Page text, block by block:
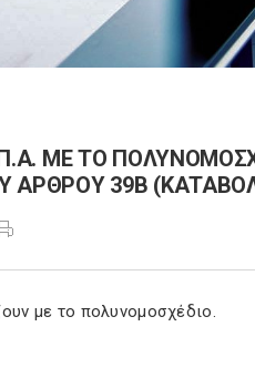
ΜΕ ΤΟ
ΑΡΘΡΟΥ 39Β
με το πολυνομοσχέδιο.